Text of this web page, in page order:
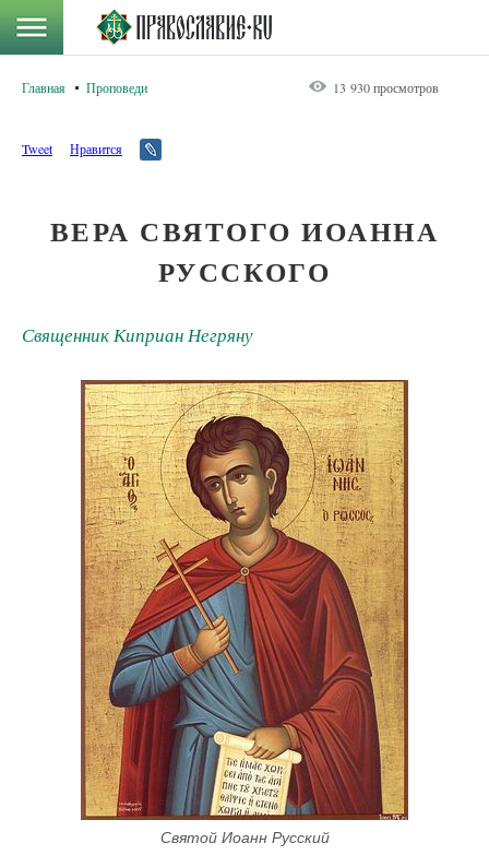
Главная Проповеди 13 930 просмотров
Tweet Нравится
ВЕРА СВЯТОГО ИОАННА
РУССКОГО
Священник Киприан Негряну
Святой Иоанн Русский